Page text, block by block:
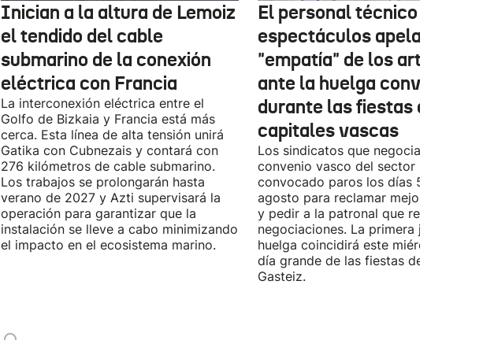
Inician a la altura de Lemoiz
el tendido del cable
submarino de la conexión
eléctrica con Francia
La interconexión eléctrica entre el
Golfo de Bizkaia y Francia está más
cerca. Esta línea de alta tensión unirá
Gatika con Cubnezais y contará con
276 kilómetros de cable submarino.
Los trabajos se prolongarán hasta
verano de 2027 y Azti supervisará la
operación para garantizar que la
instalación se lleve a cabo minimizando
el impacto en el ecosistema marino.
El personal técnico de
espectáculos apela a la
"empatía" de los artistas
ante la huelga convocada
durante las fiestas de las
capitales vascas
Los sindicatos que negocian el
convenio vasco del sector han
convocado paros los días 5, 14 y 26
agosto para reclamar mejoras
y pedir a la patronal que retome las
negociaciones. La primera jornada de
huelga coincidirá este miércoles con
día grande de las fiestas de Vitoria-
Gasteiz.